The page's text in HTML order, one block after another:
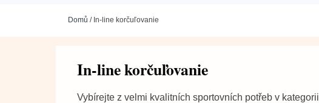
Domů / In-line korčuľovanie
In-line korčuľovanie
Vybírejte z velmi kvalitních sportovních potřeb v kategorii